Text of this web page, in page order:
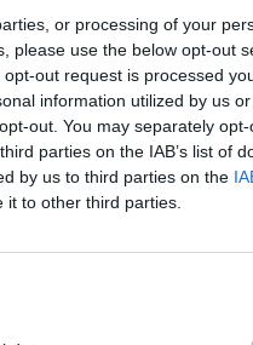
or processing of your
please use the below opt-out
out request is processed
information utilized by us
out. You may separately
parties on the IAB’s list of
by us to third parties on the
to other third parties.
Me gusta
las principales
El presidente de la
Raúl Chapado, ha sido
de
ha reelegido a su